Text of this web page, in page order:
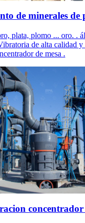
de minerales de
plata, plomo ... oro. .
de alta calidad
de mesa .